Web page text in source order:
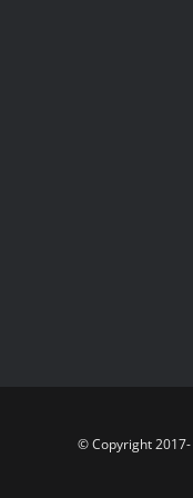
© Copyright 2017-